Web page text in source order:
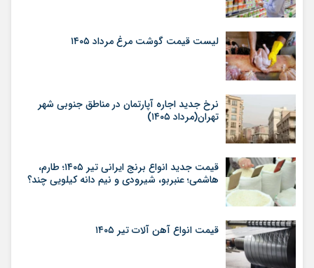
لیست قیمت گوشت مرغ مرداد ۱۴۰۵
نرخ جدید اجاره آپارتمان در مناطق جنوبی شهر
تهران(مرداد ۱۴۰۵)
قیمت جدید انواع برنج ایرانی تیر ۱۴۰۵؛ طارم،
هاشمی؛ عنبربو، شیرودی و نیم دانه کیلویی چند؟
قیمت انواع آهن آلات تیر ۱۴۰۵